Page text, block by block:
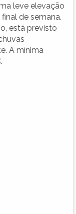
leve elevação
de semana.
está previsto
A mínima